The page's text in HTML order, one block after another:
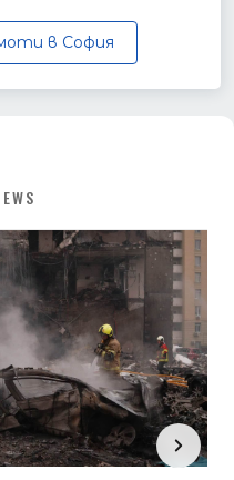
в София